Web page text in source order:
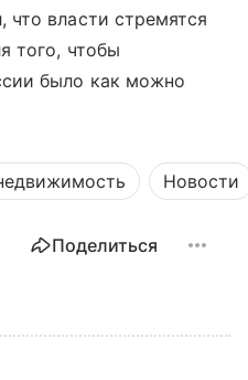
что власти стремятся
того, чтобы
было как можно
Новости
Поделиться